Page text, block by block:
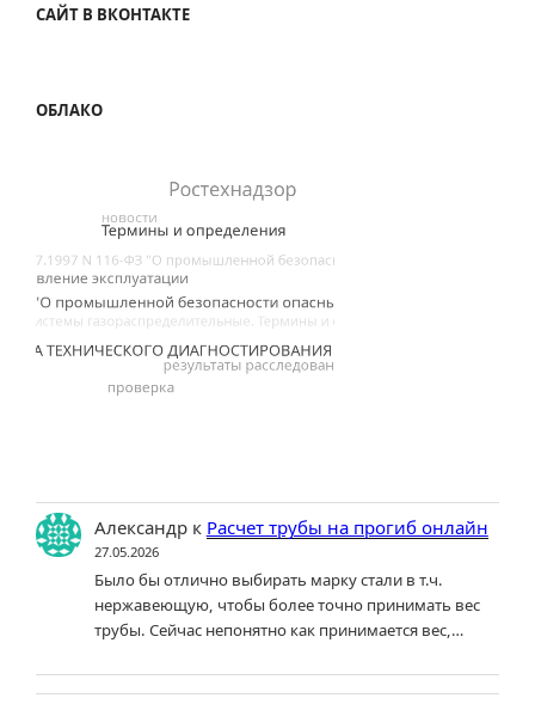
САЙТ В ВКОНТАКТЕ
ОБЛАКО
Александрк Расчет трубы на прогиб онлайн
27.05.2026
Было бы отлично выбирать марку стали в т.ч.
нержавеющую, чтобы более точно принимать вес
трубы. Сейчас непонятно как принимается вес,…